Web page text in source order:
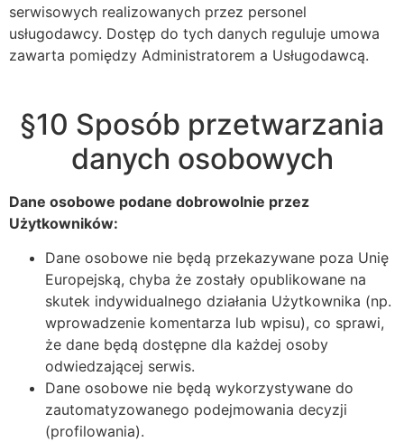
serwisowych realizowanych przez personel
usługodawcy. Dostęp do tych danych reguluje umowa
zawarta pomiędzy Administratorem a Usługodawcą.
§10 Sposób przetwarzania
danych osobowych
Dane osobowe podane dobrowolnie przez
Użytkowników:
Dane osobowe nie będą przekazywane poza Unię
Europejską, chyba że zostały opublikowane na
skutek indywidualnego działania Użytkownika (np.
wprowadzenie komentarza lub wpisu), co sprawi,
że dane będą dostępne dla każdej osoby
odwiedzającej serwis.
Dane osobowe nie będą wykorzystywane do
zautomatyzowanego podejmowania decyzji
(profilowania).